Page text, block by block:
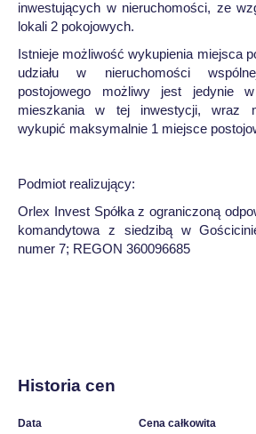
inwestujących w nieruchomości, ze
lokali 2 pokojowych.
Istnieje możliwość wykupienia miejsca
udziału w nieruchomości
postojowego możliwy jest jedynie
mieszkania w tej inwestycji, wraz
wykupić maksymalnie 1 miejsce
Podmiot realizujący:
Orlex Invest Spółka z ograniczoną
komandytowa z siedzibą w
numer 7; REGON 360096685
Historia cen
Data
Cena całkowita